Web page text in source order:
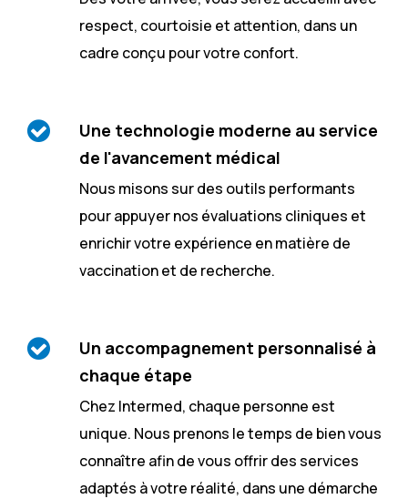
respect, courtoisie et attention, dans un
cadre conçu pour votre confort.
Une technologie moderne au service
de l'avancement médical
Nous misons sur des outils performants
pour appuyer nos évaluations cliniques et
enrichir votre expérience en matière de
vaccination et de recherche.
Un accompagnement personnalisé à
chaque étape
Chez Intermed, chaque personne est
unique. Nous prenons le temps de bien vous
connaître afin de vous offrir des services
adaptés à votre réalité, dans une démarche